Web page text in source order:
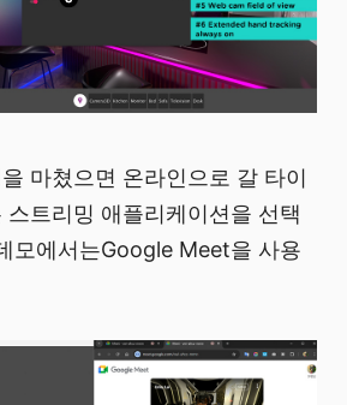
마쳤으면 온라인으로 갈 타이
스트리밍 애플리케이션을 선택
모에서는Google Meet을 사용